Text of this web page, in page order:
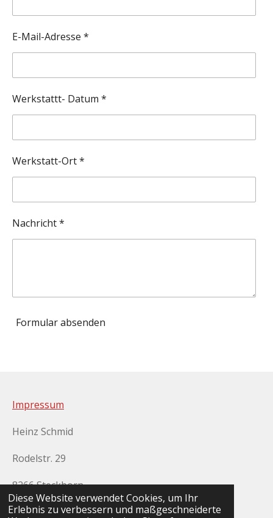
Diese Website verwendet Cookies, um Ihr
Erlebnis zu verbessern und maßgeschneiderte
E-Mail-Adresse *
Werkstattt- Datum *
Werkstatt-Ort *
Nachricht *
Formular absenden
Impressum
Heinz Schmid
Rodelstr. 29
8266 Steckborn
+41 78 480 91 47